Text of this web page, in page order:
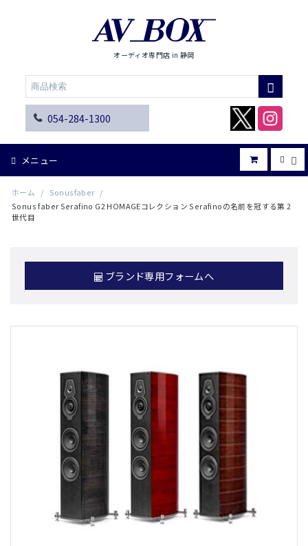
オーディオ専門店 in 静岡
054-284-1300
メニュー
ホーム / Sonusfaber /
Sonus faber Serafino G2 HOMAGEコレクション Serafinoの名前を冠する第 2
世代目
ブランド専用フォームへ